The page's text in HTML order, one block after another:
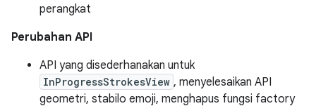
perangkat
Perubahan API
API yang disederhanakan untuk
InProgressStrokesView , menyelesaikan API
geometri, stabilo emoji, menghapus fungsi factory